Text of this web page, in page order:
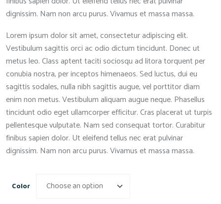
dignissim. Nam non arcu purus. Vivamus et massa massa.
Lorem ipsum dolor sit amet, consectetur adipiscing elit.
Vestibulum sagittis orci ac odio dictum tincidunt. Donec ut
metus leo. Class aptent taciti sociosqu ad litora torquent per
conubia nostra, per inceptos himenaeos. Sed luctus, dui eu
sagittis sodales, nulla nibh sagittis augue, vel porttitor diam
enim non metus. Vestibulum aliquam augue neque. Phasellus
tincidunt odio eget ullamcorper efficitur. Cras placerat ut turpis
pellentesque vulputate. Nam sed consequat tortor. Curabitur
finibus sapien dolor. Ut eleifend tellus nec erat pulvinar
dignissim. Nam non arcu purus. Vivamus et massa massa.
Color